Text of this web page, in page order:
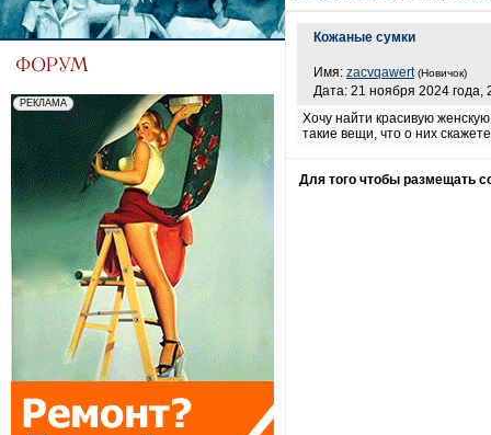
Кожаные сумки
Имя: zacvqawert (Новичок)
Дата: 21 ноября 2024 года,
Хочу найти красивую
такие вещи, что о них
Для того чтобы размещать